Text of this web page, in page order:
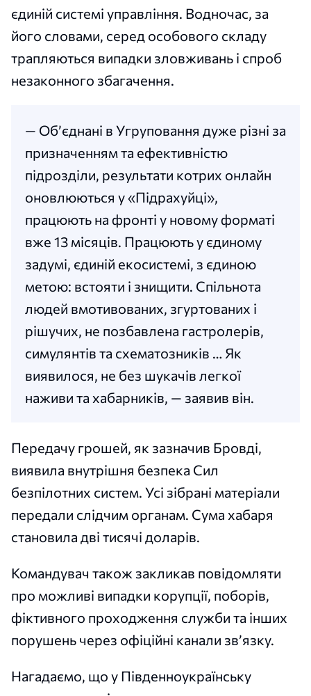
єдиній системі управління. Водночас, за
його словами, серед особового складу
трапляються випадки зловживань і спроб
незаконного збагачення.
— Обʼєднані в Угруповання дуже різні за
призначенням та ефективністю
підрозділи, результати котрих онлайн
оновлюються у «Підрахуйці»,
працюють на фронті у новому форматі
вже 13 місяців. Працюють у єдиному
задумі, єдиній екосистемі, з єдиною
метою: встояти і знищити. Спільнота
людей вмотивованих, згуртованих і
рішучих, не позбавлена гастролерів,
симулянтів та схематозників … Як
виявилося, не без шукачів легкої
наживи та хабарників, — заявив він.
Передачу грошей, як зазначив Бровді,
виявила внутрішня безпека Сил
безпілотних систем. Усі зібрані матеріали
передали слідчим органам. Сума хабаря
становила дві тисячі доларів.
Командувач також закликав повідомляти
про можливі випадки корупції, поборів,
фіктивного проходження служби та інших
порушень через офіційні канали зв’язку.
Нагадаємо, що у Південноукраїнську